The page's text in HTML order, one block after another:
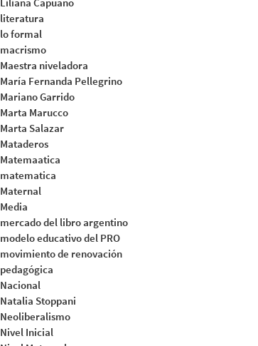
literatura
lo formal
macrismo
Maestra niveladora
María Fernanda Pellegrino
Mariano Garrido
Marta Marucco
Marta Salazar
Mataderos
Matemaatica
matematica
Maternal
Media
mercado del libro argentino
modelo educativo del PRO
movimiento de renovación
pedagógica
Nacional
Natalia Stoppani
Neoliberalismo
Nivel Inicial